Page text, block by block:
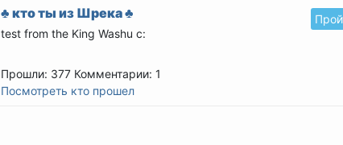
♣ кто ты из Шрека ♣
test from the King Washu с:
Прошли: 377 Комментарии: 1
Посмотреть кто прошел